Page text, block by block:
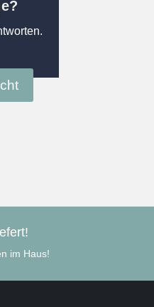
im Haus!